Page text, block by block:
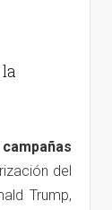
campañas
del
Trump,